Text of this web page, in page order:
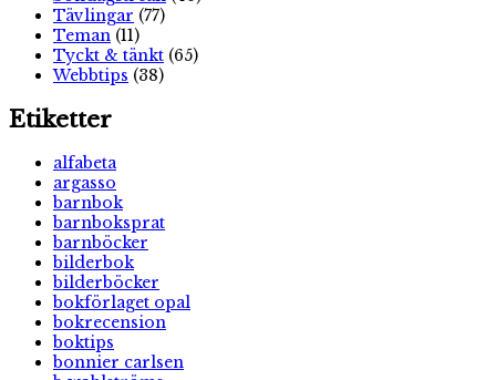
Tävlingar (77)
Teman (11)
Tyckt & tänkt (65)
Webbtips (38)
Etiketter
alfabeta
argasso
barnbok
barnboksprat
barnböcker
bilderbok
bilderböcker
bokförlaget opal
bokrecension
boktips
bonnier carlsen